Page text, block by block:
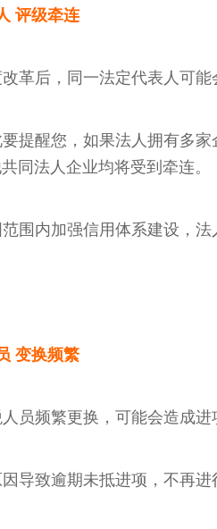
评级牵连
革后，同一法定代表人可
提醒您，如果法人拥有多
同法人企业均将受到牵连。
范围内加强信用体系建设，
变换频繁
员频繁更换，可能会造成
导致逾期未抵进项，不再进